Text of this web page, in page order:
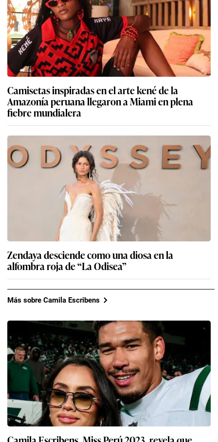
Camisetas inspiradas en el arte kené de la
Amazonía peruana llegaron a Miami en plena
fiebre mundialera
Zendaya desciende como una diosa en la
alfombra roja de “La Odisea”
Más sobre Camila Escribens